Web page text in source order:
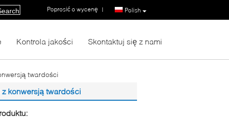
Polish
Poprosić o wycenę |
Kontrola jakości Skontaktuj się z nami
twardości
konwersją twardości